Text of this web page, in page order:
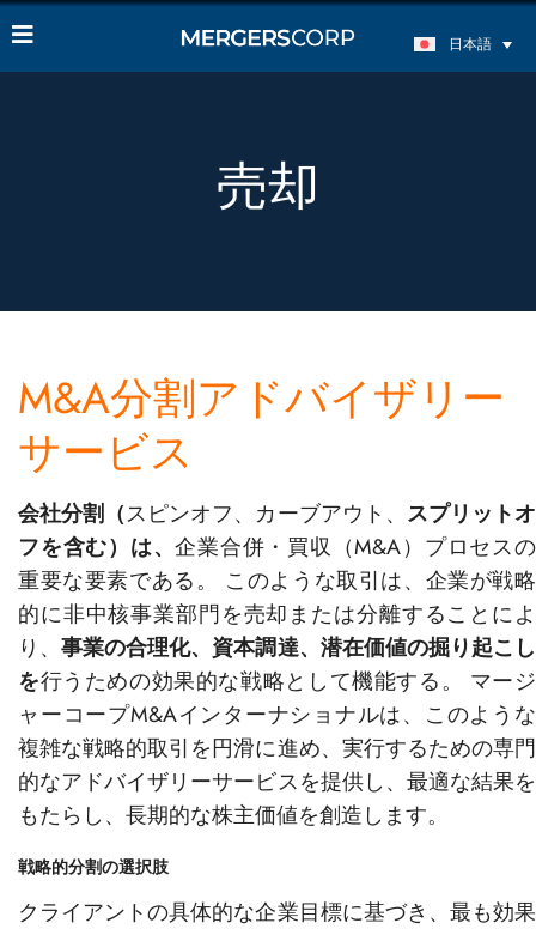
日本語
売却
M&A分割アドバイザリー
サービス
会社分割（スピンオフ、カーブアウト、 スプリットオ
フを含む）は、企業合併・買収（M&A）プロセスの
重要な要素である。 このような取引は、企業が戦略
的に非中核事業部門を売却または分離することによ
り、事業の合理化、資本調達、潜在価値の掘り起こし
を行うための効果的な戦略として機能する。 マージ
ャーコープM&Aインターナショナルは、このような
複雑な戦略的取引を円滑に進め、実行するための専門
的なアドバイザリーサービスを提供し、最適な結果を
もたらし、長期的な株主価値を創造します。
戦略的分割の選択肢
クライアントの具体的な企業目標に基づき、最も効果